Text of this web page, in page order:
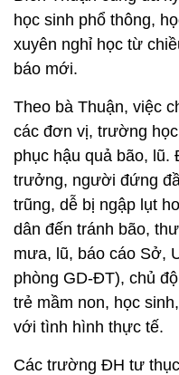
học sinh phổ thông,
xuyên nghỉ học từ
báo mới.
Theo bà Thuận, việc
các đơn vị, trường
phục hậu quả bão, lũ.
trưởng, người đứng
trũng, dễ bị ngập lụt
dân đến tránh bão,
mưa, lũ, báo cáo Sở,
phòng GD-ĐT), chủ
trẻ mầm non, học
với tình hình thực tế.
Các trường ĐH tư